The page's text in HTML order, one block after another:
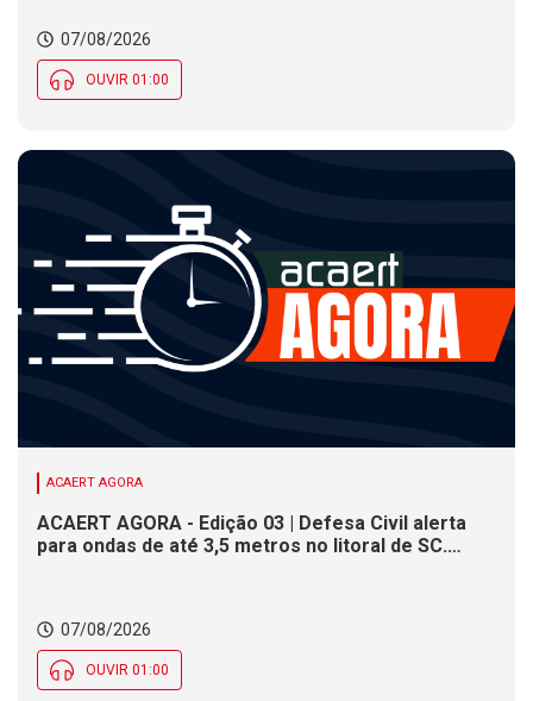
07/08/2026
OUVIR 01:00
ACAERT AGORA
ACAERT AGORA - Edição 03 | Defesa Civil alerta
para ondas de até 3,5 metros no litoral de SC.
07/08/2026
OUVIR 01:00